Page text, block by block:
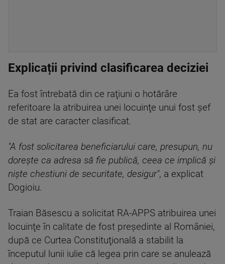
Explicații privind clasificarea deciziei
Ea fost întrebată din ce raţiuni o hotărâre
referitoare la atribuirea unei locuinţe unui fost şef
de stat are caracter clasificat.
"A fost solicitarea beneficiarului care, presupun, nu
doreşte ca adresa să fie publică, ceea ce implică şi
nişte chestiuni de securitate, desigur", a explicat
Dogioiu.
Traian Băsescu a solicitat RA-APPS atribuirea unei
locuinţe în calitate de fost preşedinte al României,
după ce Curtea Constituţională a stabilit la
începutul lunii iulie că legea prin care se anulează